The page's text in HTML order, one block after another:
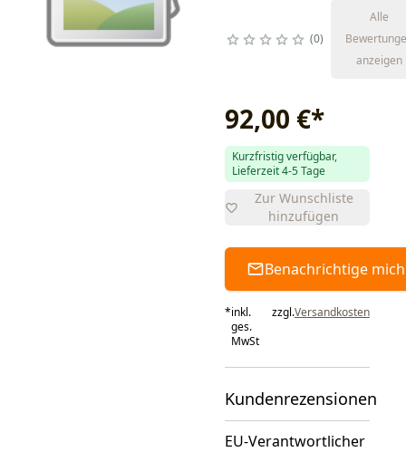
0
Alle
anzeigen
92,00 €*
Kurzfristig verfügbar,
Lieferzeit 4-5 Tage
Zur Wunschliste
hinzufügen
Benachrichtige mich
*inkl.
ges.
MwSt
zzgl.Versandkosten
Kundenrezensionen
EU-Verantwortlicher